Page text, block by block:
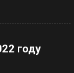
году